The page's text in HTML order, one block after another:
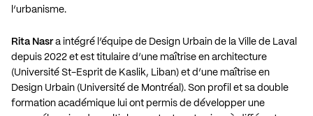
l’urbanisme.
Rita Nasra intégré l’équipe de Design Urbain de la Ville de Laval
depuis 2022 et est titulaire d’une maîtrise en architecture
(Université St-Esprit de Kaslik, Liban) et d’une maîtrise en
Design Urbain (Université de Montréal). Son profil et sa double
formation académique lui ont permis de développer une